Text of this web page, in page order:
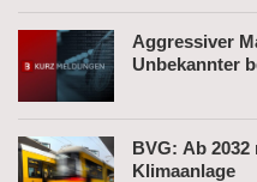
Aggressiver
Unbekannter
BVG: Ab
Klimaanlage